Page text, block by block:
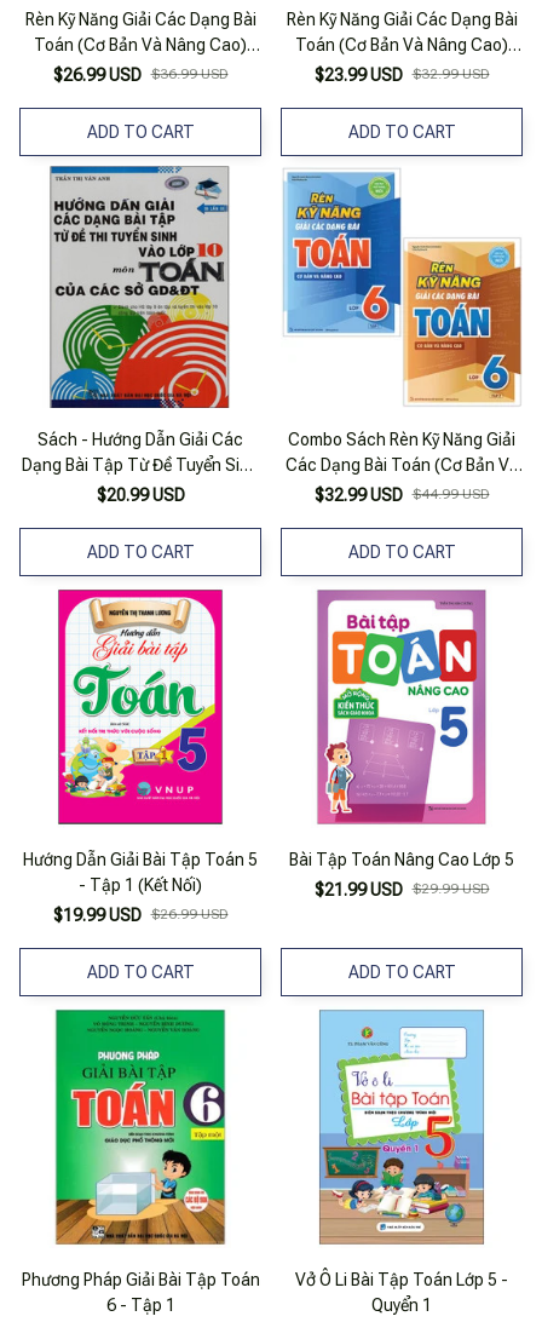
Rèn Kỹ Năng Giải Các Dạng Bài
Toán (Cơ Bản Và Nâng Cao)
Lớp 6 - Tập 1
$26.99 USD $36.99 USD
ADD TO CART
Rèn Kỹ Năng Giải Các Dạng Bài
Toán (Cơ Bản Và Nâng Cao)
Lớp 6 - Tập 2
$23.99 USD $32.99 USD
ADD TO CART
Sách - Hướng Dẫn Giải Các
Dạng Bài Tập Từ Đề Tuyển Sinh
Vào Lớp 10 Môn Toán Của Các
$20.99 USD
ADD TO CART
Combo Sách Rèn Kỹ Năng Giải
Các Dạng Bài Toán (Cơ Bản Và
Nâng Cao) Lớp 6 (Tập 1 + 2) (Bộ
$32.99 USD $44.99 USD
ADD TO CART
Hướng Dẫn Giải Bài Tập Toán 5
- Tập 1 (Kết Nối)
$19.99 USD $26.99 USD
ADD TO CART
Bài Tập Toán Nâng Cao Lớp 5
$21.99 USD $29.99 USD
ADD TO CART
Phương Pháp Giải Bài Tập Toán
6 - Tập 1
Vở Ô Li Bài Tập Toán Lớp 5 -
Quyển 1